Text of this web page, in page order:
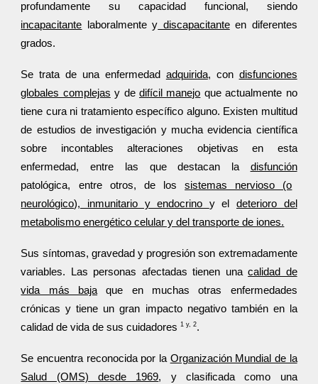
profundamente su capacidad funcional, siendo
incapacitante laboralmente y discapacitanteen diferentes
grados.
Se trata de una enfermedad adquirida, con disfunciones
globales complejas y dedifícil manejo que actualmente no
tiene cura ni tratamiento específico alguno. Existen multitud
de estudios de investigación y mucha evidencia científica
sobre incontables alteraciones objetivas en esta
enfermedad, entre las que destacan la disfunción
patológica, entre otros, de lossistemas nervioso (o
neurológico), inmunitario y endocrino y el deterioro del
metabolismo energético celular y del transporte de iones.
Sus síntomas, gravedad y progresión son extremadamente
variables. Las personas afectadas tienen unacalidad de
vida más baja que en muchas otras enfermedades
crónicas y tiene un gran impacto negativo también en la
calidad de vida de sus cuidadores1 y, 2.
Se encuentra reconocida por la Organización Mundial de la
Salud (OMS) desde 1969, y clasificada como una